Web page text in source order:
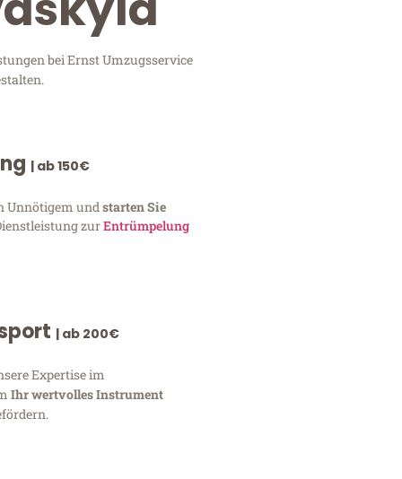
bei Ernst Umzugsservice
| ab 150€
Unnötigem und starten Sie
zurEntrümpelung
| ab 200€
Expertise im
Ihr wertvolles Instrument